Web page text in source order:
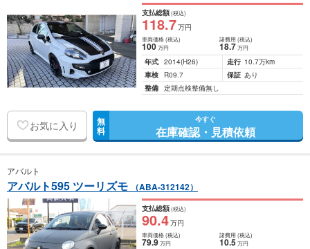
支払総額(税込)
118.7万円
車両価格(税込)
100万円
諸費用 (税込)
18.7 万円
年式 2014(H26) 走行 10.7万km
車検
R09.7 保証 あり
整備 定期点検整備無し
お気に入り 無
料
今すぐ
在庫確認・見積依頼
アバルト
アバルト595 ツーリズモ （ABA-312142）
支払総額(税込)
90.4万円
車両価格(税込)
79.9万円
諸費用 (税込)
10.5 万円